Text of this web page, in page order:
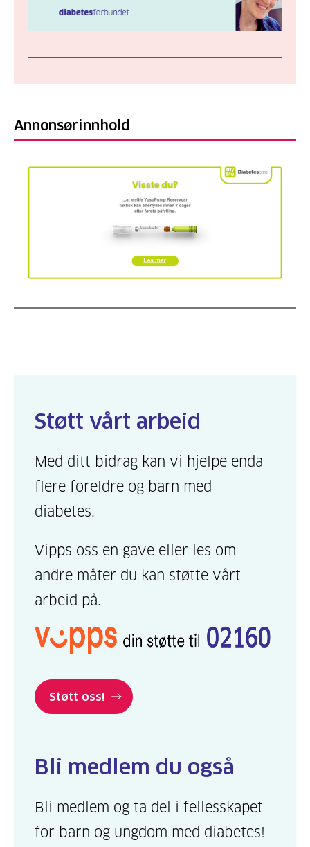
Annonsørinnhold
Støtt vårt arbeid
Med ditt bidrag kan vi hjelpe enda
flere foreldre og barn med
diabetes.
Vipps oss en gave eller les om
andre måter du kan støtte vårt
arbeid på.
Støtt oss!
Bli medlem du også
Bli medlem og ta del i fellesskapet
for barn og ungdom med diabetes!